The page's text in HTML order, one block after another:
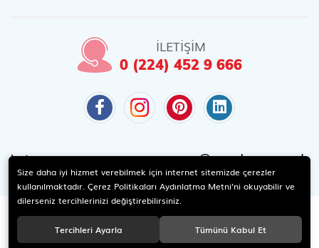
İLETİŞİM
0 (224) 452 9 666
Instagram @candaoyuncak
Size daha iyi hizmet verebilmek için internet sitemizde çerezler
kullanılmaktadır. Çerez Politikaları Aydınlatma Metni’ni okuyabilir ve
dilerseniz tercihlerinizi değiştirebilirsiniz.
Tercihleri Ayarla Tümünü Kabul Et